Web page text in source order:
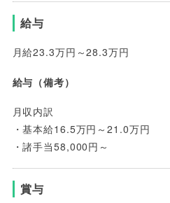
給与
月給23.3万円～28.3万円
給与（備考）
月収内訳
・基本給16.5万円～21.0万円
・諸手当58,000円～
賞与